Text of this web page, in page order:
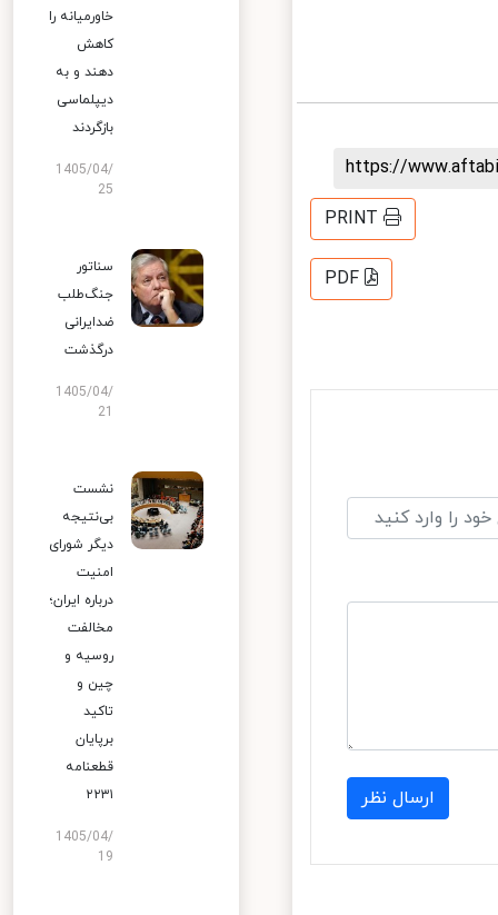
https://
PRINT
PDF
ارسال نظر
خاورمیانه را
کاهش
دهند و به
دیپلماسی
بازگردند
1405/04/
25
سناتور
جنگ‌طلب
ضدایرانی
درگذشت
1405/04/
نشست
بی‌نتیجه
دیگر شورای
امنیت
درباره ایران؛
مخالفت
روسیه و
چین و
تاکید
برپایان
قطعنامه
۲۲۳۱
1405/04/
19